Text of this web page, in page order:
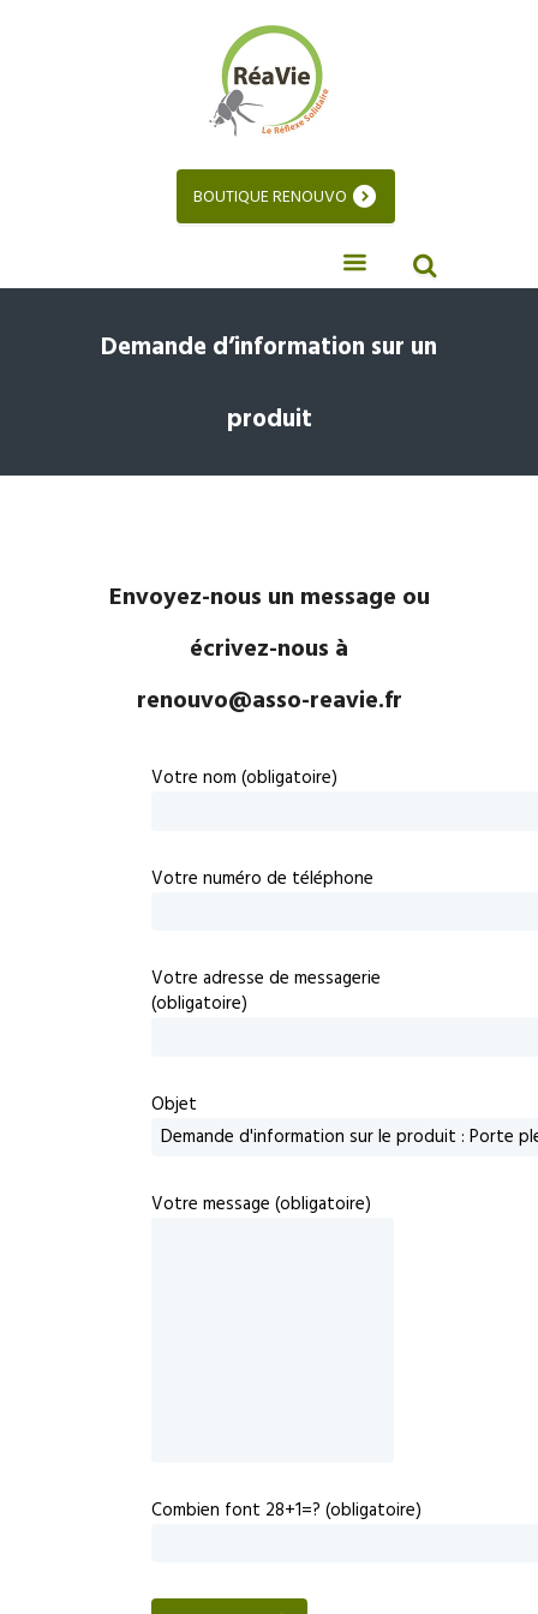
BOUTIQUE RENOUVO
Demande d’information sur un
produit
Envoyez-nous un message ou
écrivez-nous à
renouvo@asso-reavie.fr
Votre nom (obligatoire)
Votre numéro de téléphone
Votre adresse de messagerie
(obligatoire)
Objet
Votre message (obligatoire)
Combien font 28+1=? (obligatoire)